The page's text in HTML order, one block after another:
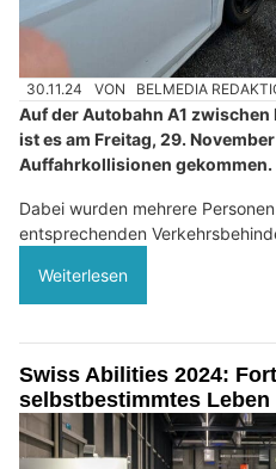
30.11.24 VON BELMEDIA
Auf der Autobahn A1
ist es am Freitag, 29.
Auffahrkollisionen gekommen.
Dabei wurden mehrere
entsprechenden
Weiterlesen
Swiss Abilities 2024:
selbstbestimmtes Leben